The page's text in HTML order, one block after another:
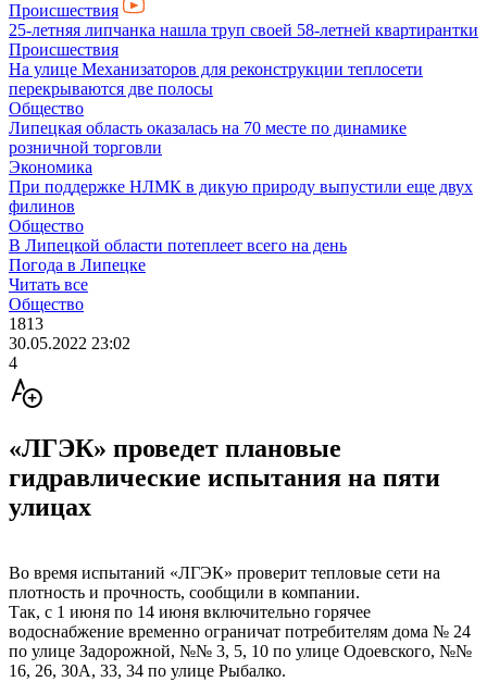
Происшествия
25-летняя липчанка нашла труп своей 58-летней квартирантки
Происшествия
На улице Механизаторов для реконструкции теплосети
перекрываются две полосы
Общество
Липецкая область оказалась на 70 месте по динамике
розничной торговли
Экономика
При поддержке НЛМК в дикую природу выпустили еще двух
филинов
Общество
В Липецкой области потеплеет всего на день
Погода в Липецке
Читать все
Общество
1813
30.05.2022 23:02
4
«ЛГЭК» проведет плановые
гидравлические испытания на пяти
улицах
Во время испытаний «ЛГЭК» проверит тепловые сети на
плотность и прочность, сообщили в компании.
Так, с 1 июня по 14 июня включительно горячее
водоснабжение временно ограничат потребителям дома № 24
по улице Задорожной, №№ 3, 5, 10 по улице Одоевского, №№
16, 26, 30А, 33, 34 по улице Рыбалко.